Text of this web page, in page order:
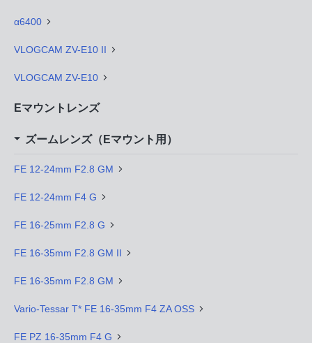
α6400
VLOGCAM ZV-E10 II
VLOGCAM ZV-E10
Eマウントレンズ
ズームレンズ（Eマウント用）
FE 12-24mm F2.8 GM
FE 12-24mm F4 G
FE 16-25mm F2.8 G
FE 16-35mm F2.8 GM II
FE 16-35mm F2.8 GM
Vario-Tessar T* FE 16-35mm F4 ZA OSS
FE PZ 16-35mm F4 G